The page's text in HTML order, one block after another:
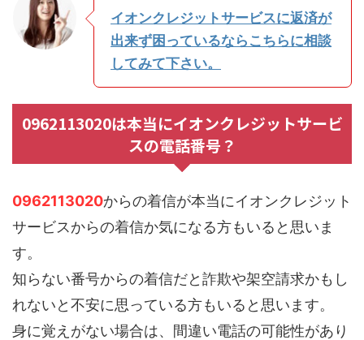
イオンクレジットサービスに返済が
出来ず困っているならこちらに相談
してみて下さい。
0962113020は本当にイオンクレジットサービ
スの電話番号？
0962113020からの着信が本当にイオンクレジット
サービスからの着信か気になる方もいると思いま
す。
知らない番号からの着信だと詐欺や架空請求かもし
れないと不安に思っている方もいると思います。
身に覚えがない場合は、間違い電話の可能性があり